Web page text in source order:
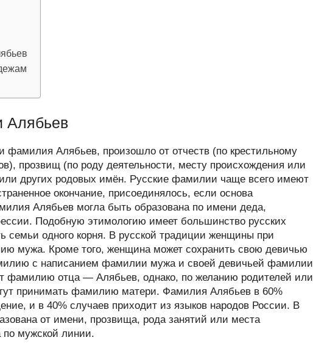
Алябьев
Алябьев, произошло от отчеств (по крестильному
прозвищ (по роду деятельности, месту происхождения или
или других родовых имён. Русские фамилии чаще всего имеют
окончание, присоединялось, если основа
Алябьев могла быть образована по имени деда,
Подобную этимологию имеет большинство русских
семьи одного корня. В русской традиции женщины при
мужа. Кроме того, женщина может сохранить свою девичью
с написанием фамилии мужа и своей девичьей фамилии
фамилию отца — Алябьев, однако, по желанию родителей или
принимать фамилию матери. Фамилия Алябьев в 60%
и в 40% случаев приходит из языков народов России. В
от имени, прозвища, рода занятий или места
по мужской линии.